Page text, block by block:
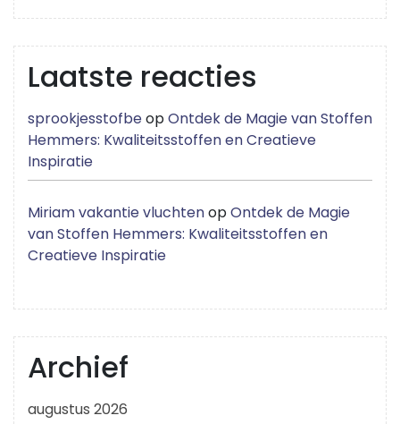
Laatste reacties
sprookjesstofbeopOntdek de Magie van Stoffen
Hemmers: Kwaliteitsstoffen en Creatieve
Inspiratie
Miriam vakantie vluchtenopOntdek de Magie
van Stoffen Hemmers: Kwaliteitsstoffen en
Creatieve Inspiratie
Archief
augustus 2026